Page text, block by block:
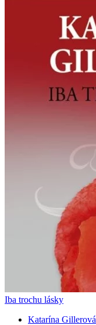
Iba trochu lásky
Katarína Gillerová